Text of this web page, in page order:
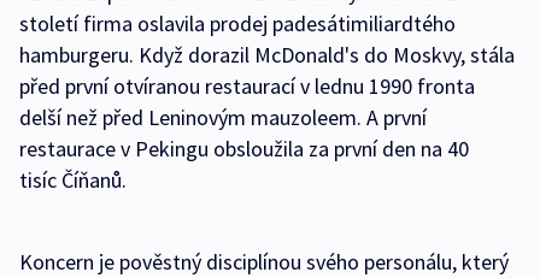
století firma oslavila prodej padesátimiliardtého
hamburgeru. Když dorazil McDonald's do Moskvy, stála
před první otvíranou restaurací v lednu 1990 fronta
delší než před Leninovým mauzoleem. A první
restaurace v Pekingu obsloužila za první den na 40
tisíc Číňanů.
Koncern je pověstný disciplínou svého personálu, který